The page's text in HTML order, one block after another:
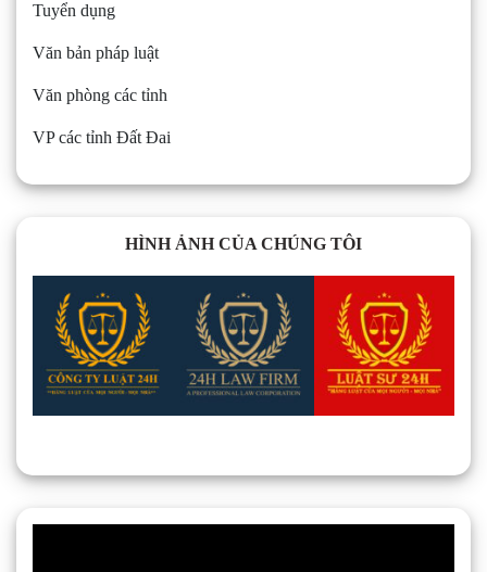
Tuyển dụng
Văn bản pháp luật
Văn phòng các tỉnh
VP các tỉnh Đất Đai
HÌNH ẢNH CỦA CHÚNG TÔI